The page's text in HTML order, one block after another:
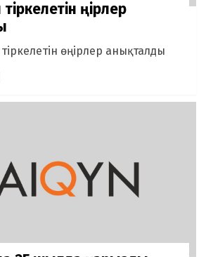
тіркелетін өңірлер
өңірлер анықталды